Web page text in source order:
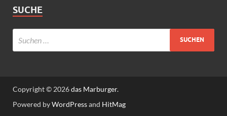
SUCHE
Copyright © 2026das Marburger.
Powered byWordPressand HitMag